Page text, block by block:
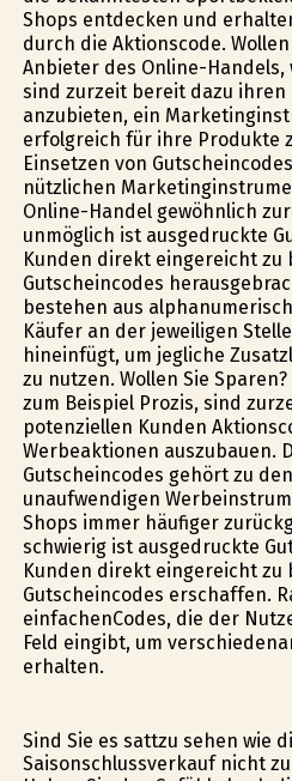
Shops entdecken und
durch die Aktionscode. Wollen
Anbieter des Online-Handels,
sind zurzeit bereit dazu ihren
anzubieten, ein
erfolgreich für ihre Produkte
Einsetzen von
nützlichen
Online-Handel gewöhnlich
unmöglich ist ausgedruckte
Kunden direkt eingereicht zu
Gutscheincodes
bestehen aus
Käufer an der jeweiligen
hineinfügt, um jegliche
zu nutzen. Wollen Sie
zum Beispiel Prozis, sind
potenziellen Kunden
Werbeaktionen auszubauen.
Gutscheincodes gehört zu
unaufwendigen
Shops immer häufiger
schwierig ist ausgedruckte
Kunden direkt eingereicht zu
Gutscheincodes erschaffen.
einfachenCodes, die der
Feld eingibt, um
erhalten.
Sind Sie es sattzu sehen wie
Saisonschlussverkauf nicht